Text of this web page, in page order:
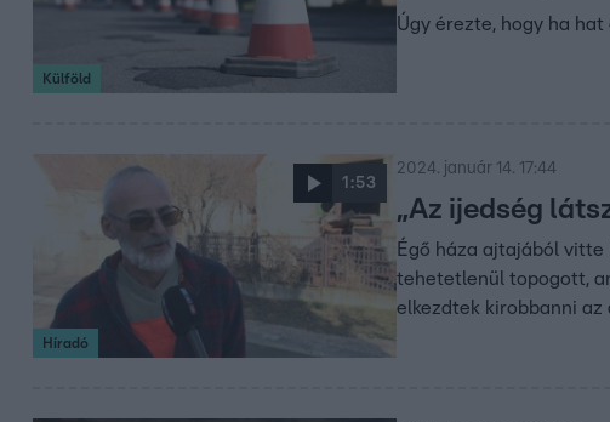
Külföld
Úgy érezte, hogy ha
1:53
Híradó
2024. január 14. 17:44
„Az ijedség
Égő háza ajtajából
tehetetlenül topogott,
elkezdtek kirobbanni az